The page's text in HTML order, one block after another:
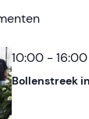
10:00 -16:00
Bollenstreek